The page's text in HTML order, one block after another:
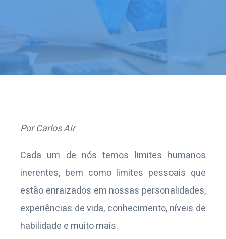
Por Carlos Air
Cada um de nós temos limites humanos
inerentes, bem como limites pessoais que
estão enraizados em nossas personalidades,
experiências de vida, conhecimento, níveis de
habilidade e muito mais.